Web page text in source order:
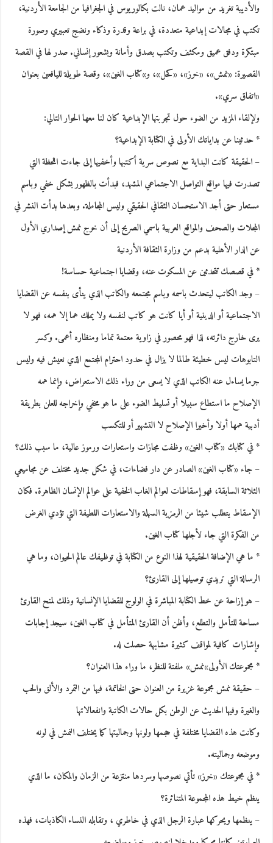
والأديبة تغريد من مواليد عمان، نالت بكالوريوس في الجغرافيا من الجامعة الأردنية،
تكتب في مجالات إبداعية متعددة، في براعة وقدرة وذكاء ونضج تعبيري وصورة
مبتكرة ودفق عميق ومكثف وتكتب بصدق وأمانة وبشعور إنساني. صدر لها في القصة
القصيرة: «نمش»، «خرز»، «كحل»، و»كتاب الغين»، وقصة طويلة لليافعين بعنوان
«اتفاق سري».
ولإلقاء المزيد من الضوء حول تجربتها الإبداعية كان لنا معها الحوار التالي:
* حدثينا عن بداياتك الأولى في الكتابة الإبداعية؟
– الحقيقة كانت البداية مع نصوص سرية أكتبها وأخفيها إلى جاءت اللحظة التي
تصدرت فيها مواقع التواصل الاجتماعي المشهد، فبدأت بالظهور بشكل خفي وباسم
مستعار حتى أجد الاستحسان الثقافي الحقيقي وليس المجاملة. وبعدها بدأت النشر في
المجلات والصحف والمواقع العربية باسمي الصريح إلى أن خرج نمش إصداري الأول
عن الدار الأهلية بدعم من وزارة الثقافة الأردنية
* في قصصك تتحدثين عن المسكوت عنه، وقضايا اجتماعية حساسة!
– وجد الكاتب ليتحدث باسمه وباسم مجتمعه والكاتب الذي ينأى بنفسه عن القضايا
الاجتماعية أو الدينية أو أيا كانت هو كاتب لنفسه ولا يملك هما إلا همه، فهو لا
يرى خارج دائرته، لذا فهو محصور في زاوية معتمة تماما ومنظاره أعمى. وكسر
التابوهات ليس خطيئة طالما لا يزال في حدود احترام المجتمع الذي نعيش فيه وليس
جرما يساءل عنه الكاتب الذي لا يسعى من وراء ذلك الاستعراض، وإنما همه
الإصلاح ما استطاع سبيلا أو تسليط الضوء على ما هو مخفي وإخراجه للعلن بطريقة
أدبية همها أولا وأخيرا الإصلاح لا التشهير أو للتكسب
* في كتابك «كتاب الغين» وظفت مجازات واستعارات ورموز عالية، ما سبب ذلك؟
– جاء «كتاب الغين» الصادر عن دار فضاءات، في شكل جديد مختلف عن مجاميعي
الثلاثة السابقة، فهو إسقاطات لعوالم الغاب الخفية على عوالم الإنسان الظاهرة. فكان
الإسقاط يتطلب شيئا من الرمزية السهلة والاستعارات اللطيفة التي تؤدي الغرض
من الفكرة التي جاء لأجلها كتاب الغين.
* ما هي الإضافة الحقيقية لهذا النوع من الكتابة في توظيفك عالم الحيوان، وما هي
الرسالة التي تريدي توصيلها إلى القارئ؟
– هو إزاحة عن خط الكتابة المباشرة في الولوج للقضايا الإنسانية وذلك لمنح القارئ
مساحة للتأمل والتطلع، وأظن أن القارئ المتأمل في كتاب الغين، سيجد إجابات
وإشارات كافية لمواقف كثيرة مشابهة حصلت له.
* مجموعتك الأولى»نمش» ملفتة للنظر، ما وراء هذا العنوان؟
– حقيقة نمش مجموعة غزيرة من العنوان حتى الخاتمة، فيها من التمرد والألق والحب
والغيرة وفيها الحديث عن الوطن بكل حالات الكاتبة وانفعالاتها
وكانت هذه القضايا مختلفة في حجمها ولونها وجماليتها كما يختلف النمش في لونه
وموضعه وجماليته.
* في مجموعتك «خرز» تأتي نصوصها وسردها منتزعة من الزمان والمكان، ما الذي
ينظم خيط هذه المجموعة المتناثرة؟
– ينظمها ويحركها عبارة الرجل الذي في خاطري ، وتقابله النساء الكاذبات، فهذه